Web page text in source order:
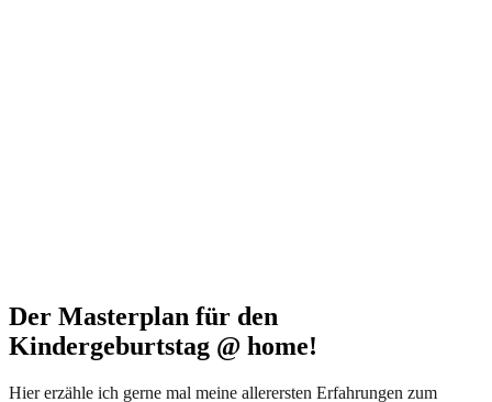
Der Masterplan für den
Kindergeburtstag @ home!
Hier erzähle ich gerne mal meine allerersten Erfahrungen zum